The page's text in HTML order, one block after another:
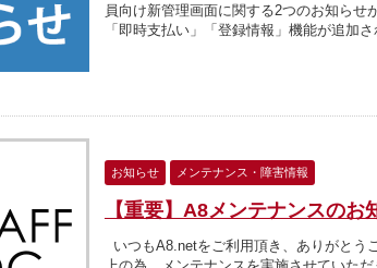
員向け新管理画面に関する2つのお知ら
「即時支払い」「登録情報」機能が追加さ
お知らせ メンテナンス・障害情報
【重要】A8メンテナンスのお
いつもA8.netをご利用頂き、ありがと